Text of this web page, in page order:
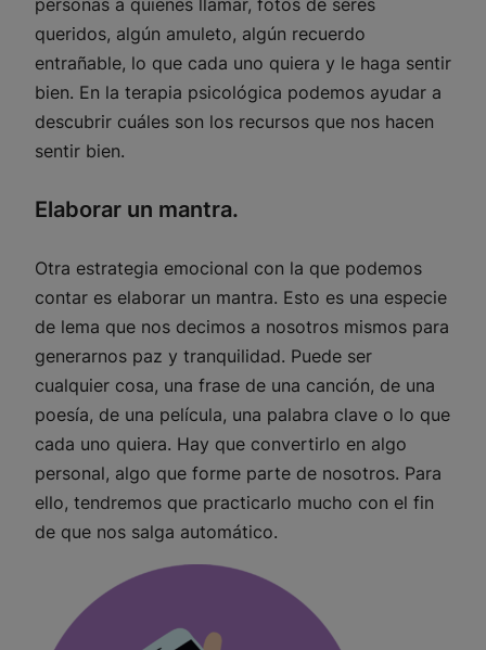
queridos, algún amuleto, algún recuerdo
entrañable, lo que cada uno quiera y le haga sentir
bien. En la terapia psicológica podemos ayudar a
descubrir cuáles son los recursos que nos hacen
sentir bien.
Elaborar un mantra.
Otra estrategia emocional con la que podemos
contar es elaborar un mantra. Esto es una especie
de lema que nos decimos a nosotros mismos para
generarnos paz y tranquilidad. Puede ser
cualquier cosa, una frase de una canción, de una
poesía, de una película, una palabra clave o lo que
cada uno quiera. Hay que convertirlo en algo
personal, algo que forme parte de nosotros. Para
ello, tendremos que practicarlo mucho con el fin
de que nos salga automático.